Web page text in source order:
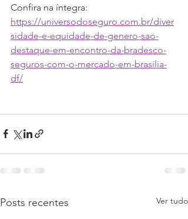
Confira na íntegra:
https://universodoseguro.com.br/diver
sidade-e-equidade-de-genero-sao-
destaque-em-encontro-da-bradesco-
seguros-com-o-mercado-em-brasilia-
df/
Posts recentes Ver tudo